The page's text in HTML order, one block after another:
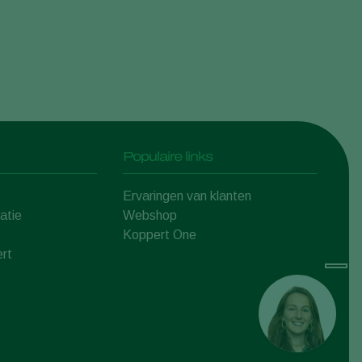
Populaire links
Ervaringen van klanten
Webshop
Koppert One